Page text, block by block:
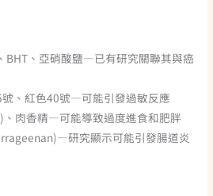
BHT、亞硝酸鹽—已有研究關聯其與癌
號、紅色40號—可能引發過敏反應
、肉香精—可能導致過度進食和肥胖
研究顯示可能引發腸道炎